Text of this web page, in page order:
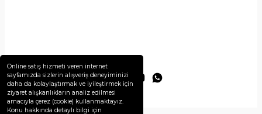
Online satış hizmeti veren internet
sayfamızda sizlerin alışveriş deneyiminizi
daha da kolaylaştırmak ve iyileştirmek için
ziyaret alışkanlıkların analiz edilmesi
amacıyla çerez (cookie) kullanmaktayız.
Konu hakkında detaylı bilgi için